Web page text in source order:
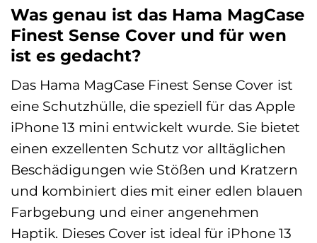
Was genau ist das Hama MagCase
Finest Sense Cover und für wen
ist es gedacht?
Das Hama MagCase Finest Sense Cover ist
eine Schutzhülle, die speziell für das Apple
iPhone 13 mini entwickelt wurde. Sie bietet
einen exzellenten Schutz vor alltäglichen
Beschädigungen wie Stößen und Kratzern
und kombiniert dies mit einer edlen blauen
Farbgebung und einer angenehmen
Haptik. Dieses Cover ist ideal für iPhone 13